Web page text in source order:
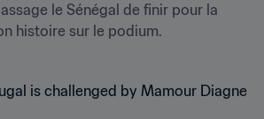
le Sénégal de finir pour la
histoire sur le podium.